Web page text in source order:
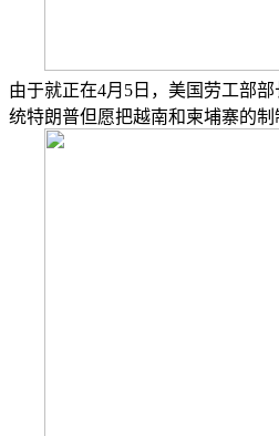
由于就正在4月5日，美国劳工部
统特朗普但愿把越南和柬埔寨的制